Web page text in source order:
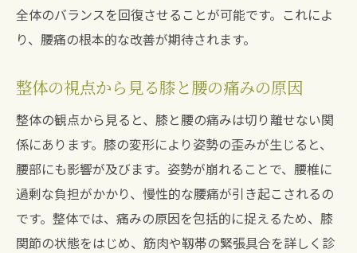
全体のバランスを回復させることが可能です。これによ
り、腰痛の根本的な改善が期待されます。
整体の視点から見る膝と腰の痛みの原因
整体の観点から見ると、膝と腰の痛みは切り離せない関
係にあります。膝の変形により姿勢の歪みが生じると、
腰部にも影響が及びます。姿勢が崩れることで、腰椎に
過剰な負担がかかり、慢性的な腰痛が引き起こされるの
です。整体では、痛みの原因を包括的に捉えるため、膝
関節の状態をはじめ、筋肉や靱帯の緊張具合を詳しく診